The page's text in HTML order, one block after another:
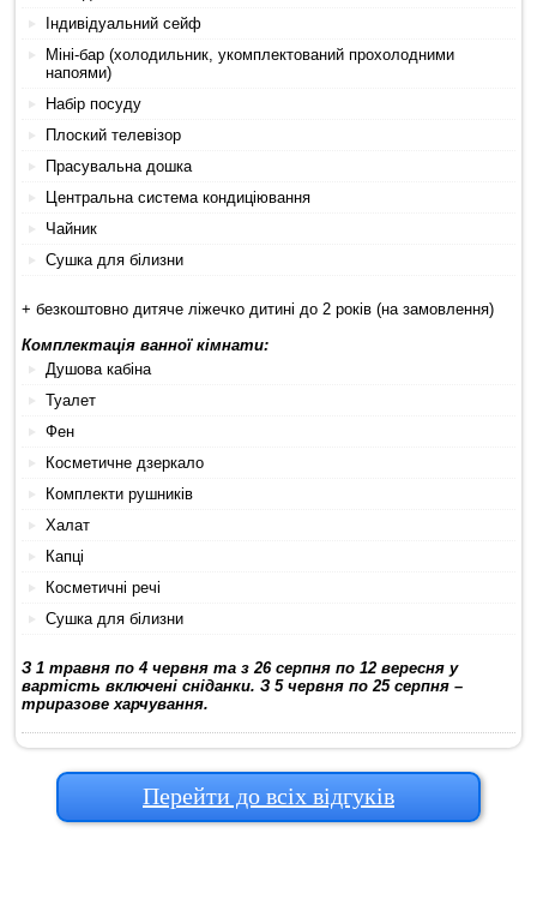
Індивідуальний сейф
Міні-бар (холодильник, укомплектований прохолодними
напоями)
Набір посуду
Плоский телевізор
Прасувальна дошка
Центральна система кондиціювання
Чайник
Сушка для білизни
+ безкоштовно дитяче ліжечко дитині до 2 років (на замовлення)
Комплектація ванної кімнати:
Душова кабіна
Туалет
Фен
Косметичне дзеркало
Комплекти рушників
Халат
Капці
Косметичні речі
Сушка для білизни
З 1 травня по 4 червня та з 26 серпня по 12 вересня у
вартість включені сніданки. З 5 червня по 25 серпня –
триразове харчування.
Перейти до всіх відгуків